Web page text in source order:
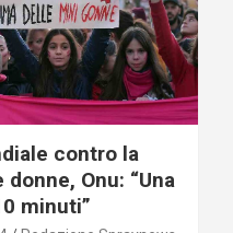
contro la
Onu: “Una
minuti”